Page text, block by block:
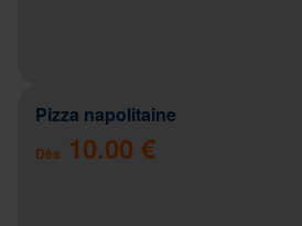
Pizza napolitaine
Dès 10.00 €